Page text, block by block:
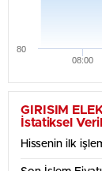
08:00
80
GIRISIM
İstatiksel
Hissenin ilk